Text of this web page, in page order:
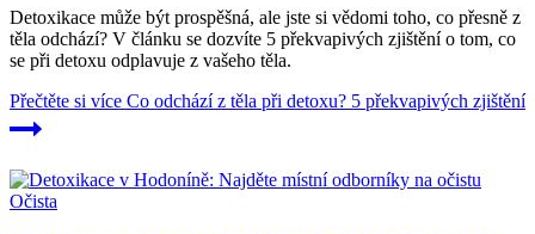
Detoxikace může být prospěšná, ale jste si vědomi toho, co přesně z
těla odchází? V článku se dozvíte 5 překvapivých zjištění o tom, co
se při detoxu odplavuje z vašeho těla.
Přečtěte si více Co odchází z těla při detoxu? 5 překvapivých zjištění
Očista